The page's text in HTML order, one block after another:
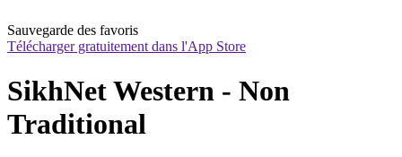
Sauvegarde des favoris
Télécharger gratuitement dans l'App Store
SikhNet Western - Non
Traditional